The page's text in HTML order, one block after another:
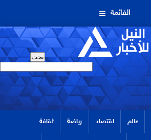
القائمة
عالم اقتصاد رياضة ثقافة